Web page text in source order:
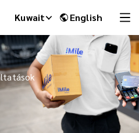
Kuwait English